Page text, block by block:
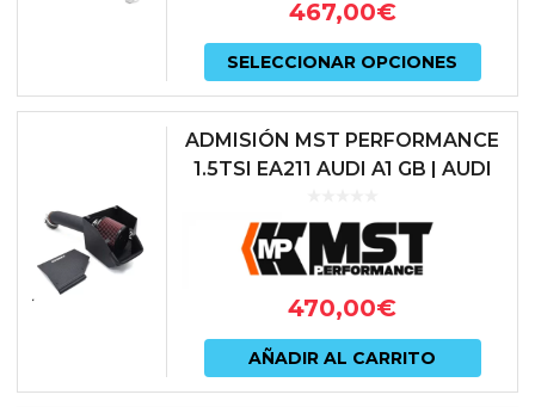
467,00€
SELECCIONAR OPCIONES
Este
tiene
elegir
ADMISIÓN MST PERFORMANCE
1.5TSI EA211 AUDI A1 GB | AUDI
FORMENTOR | SEAT IBIZA KJ ...
470,00€
AÑADIR AL CARRITO